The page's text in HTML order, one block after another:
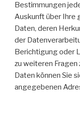
Bestimmungen
Auskunft über Ihre
Daten, deren
der
Berichtigung oder
zu weiteren
Daten können Sie
angegebenen